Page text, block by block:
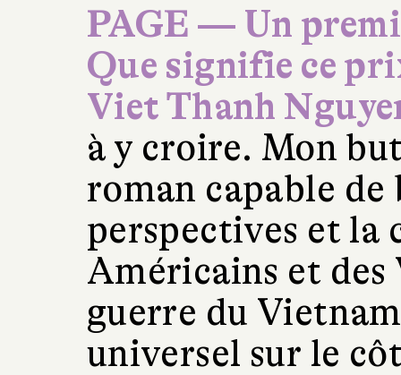
PAGE — Un
Que signifie ce
Viet Thanh
à y croire. Mon
roman capable de
perspectives et la
Américains et
guerre du
universel sur le